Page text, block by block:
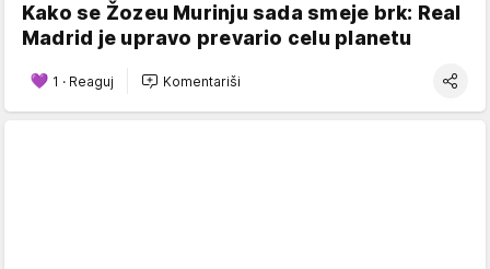
Kako se Žozeu Murinju sada smeje brk: Real
Madrid je upravo prevario celu planetu
1 · Reaguj Komentariši